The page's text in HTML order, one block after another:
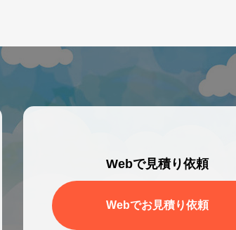
Webで見積り依頼
Webでお見積り依頼